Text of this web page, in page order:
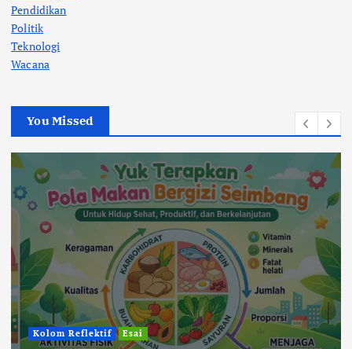
Pendidikan
Politik
Teknologi
Wacana
You Missed
Kolom Reflektif Esai